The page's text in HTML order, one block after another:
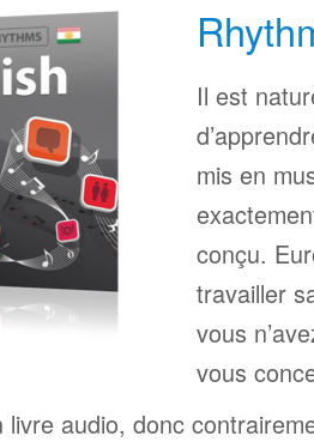
Il est
mis en
conçu.
travailler
vous
vous
livre audio, donc